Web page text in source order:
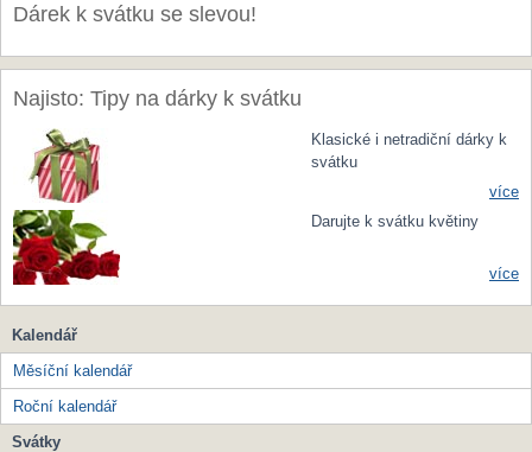
Dárek k svátku se slevou!
Najisto: Tipy na dárky k svátku
Klasické i netradiční dárky k
svátku
více
Darujte k svátku květiny
více
Kalendář
Měsíční kalendář
Roční kalendář
Svátky